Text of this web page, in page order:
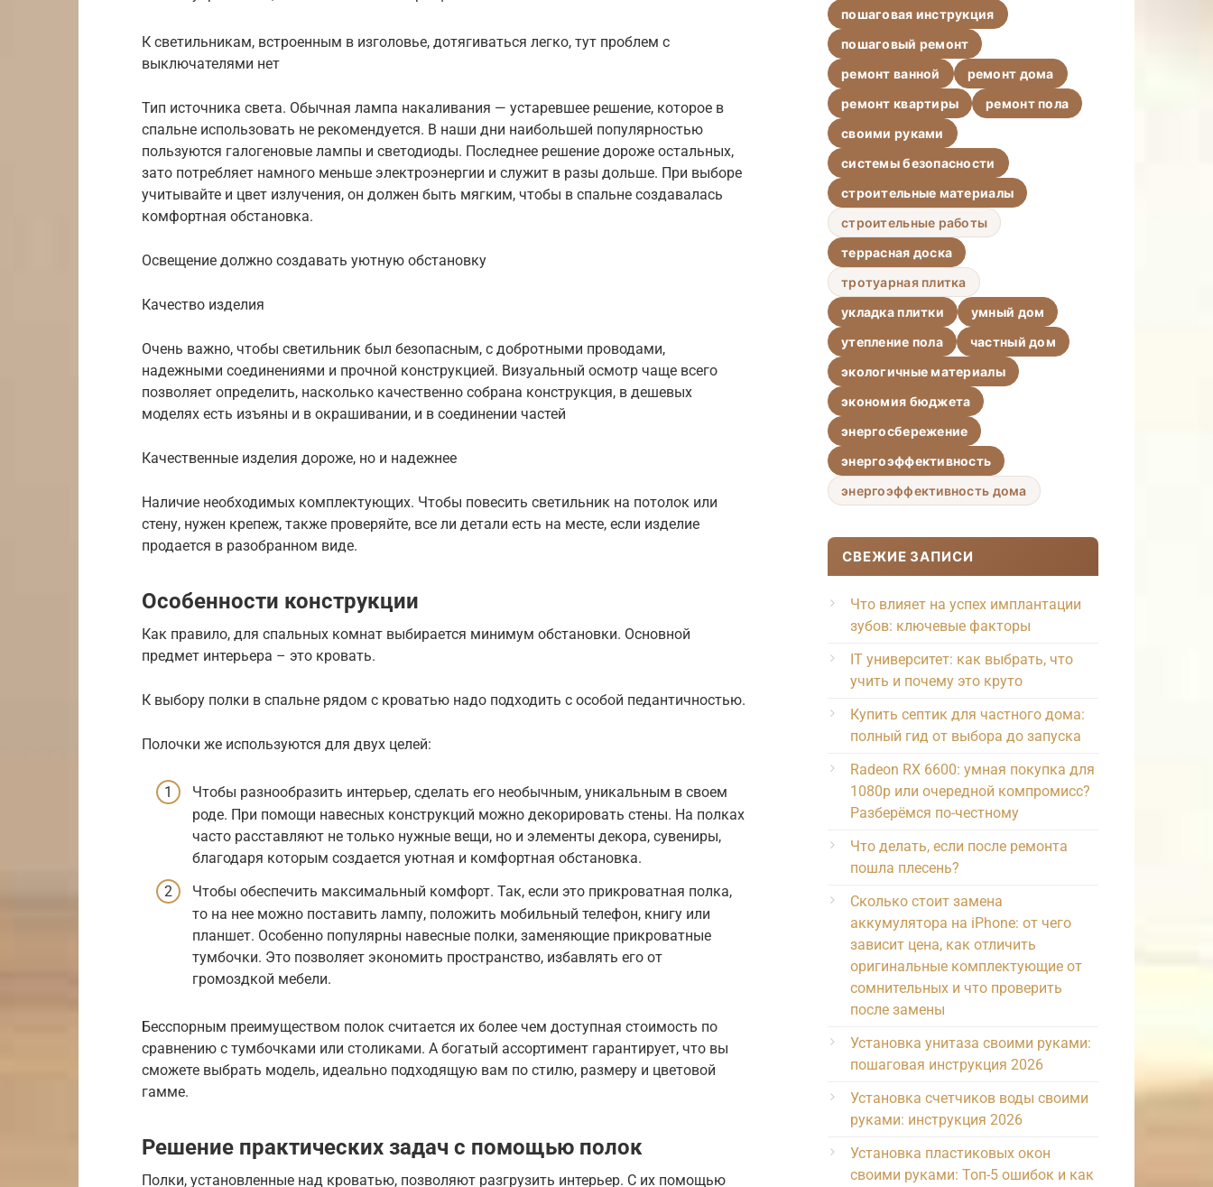
К светильникам, встроенным в изголовье, дотягиваться легко, тут проблем с
выключателями нет
Тип источника света. Обычная лампа накаливания — устаревшее решение, которое в
спальне использовать не рекомендуется. В наши дни наибольшей популярностью
пользуются галогеновые лампы и светодиоды. Последнее решение дороже остальных,
зато потребляет намного меньше электроэнергии и служит в разы дольше. При выборе
учитывайте и цвет излучения, он должен быть мягким, чтобы в спальне создавалась
комфортная обстановка.
Освещение должно создавать уютную обстановку
Качество изделия
Очень важно, чтобы светильник был безопасным, с добротными проводами,
надежными соединениями и прочной конструкцией. Визуальный осмотр чаще всего
позволяет определить, насколько качественно собрана конструкция, в дешевых
моделях есть изъяны и в окрашивании, и в соединении частей
Качественные изделия дороже, но и надежнее
Наличие необходимых комплектующих. Чтобы повесить светильник на потолок или
стену, нужен крепеж, также проверяйте, все ли детали есть на месте, если изделие
продается в разобранном виде.
Особенности конструкции
Как правило, для спальных комнат выбирается минимум обстановки. Основной
предмет интерьера – это кровать.
К выбору полки в спальне рядом с кроватью надо подходить с особой педантичностью.
Полочки же используются для двух целей:
Чтобы разнообразить интерьер, сделать его необычным, уникальным в своем
роде. При помощи навесных конструкций можно декорировать стены. На полках
часто расставляют не только нужные вещи, но и элементы декора, сувениры,
благодаря которым создается уютная и комфортная обстановка.
Чтобы обеспечить максимальный комфорт. Так, если это прикроватная полка,
то на нее можно поставить лампу, положить мобильный телефон, книгу или
планшет. Особенно популярны навесные полки, заменяющие прикроватные
тумбочки. Это позволяет экономить пространство, избавлять его от
громоздкой мебели.
Бесспорным преимуществом полок считается их более чем доступная стоимость по
сравнению с тумбочками или столиками. А богатый ассортимент гарантирует, что вы
сможете выбрать модель, идеально подходящую вам по стилю, размеру и цветовой
гамме.
Решение практических задач с помощью полок
Полки, установленные над кроватью, позволяют разгрузить интерьер. С их помощью
пошаговая инструкция
пошаговый ремонт
ремонт ванной
ремонт дома
ремонт квартиры
ремонт пола
своими руками
системы безопасности
строительные материалы
строительные работы
террасная доска
тротуарная плитка
укладка плитки
умный дом
утепление пола
частный дом
экологичные материалы
экономия бюджета
энергосбережение
энергоэффективность
энергоэффективность дома
СВЕЖИЕ ЗАПИСИ
Что влияет на успех имплантации
зубов: ключевые факторы
IT университет: как выбрать, что
учить и почему это круто
Купить септик для частного дома:
полный гид от выбора до запуска
Radeon RX 6600: умная покупка для
1080p или очередной компромисс?
Разберёмся по-честному
Что делать, если после ремонта
пошла плесень?
Сколько стоит замена
аккумулятора на iPhone: от чего
зависит цена, как отличить
оригинальные комплектующие от
сомнительных и что проверить
после замены
Установка унитаза своими руками:
пошаговая инструкция 2026
Установка счетчиков воды своими
руками: инструкция 2026
Установка пластиковых окон
своими руками: Топ-5 ошибок и как